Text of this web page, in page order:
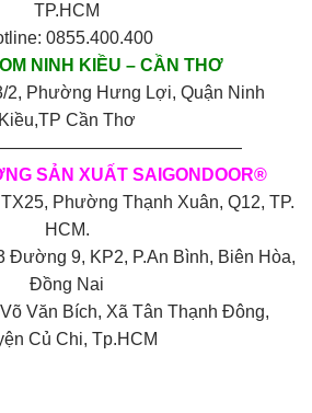
TP.HCM
0855.400.400
NINH KIỀU – CẦN THƠ
2, Phường Hưng Lợi, Quận Ninh
Kiều,TP Cần Thơ
SẢN XUẤT SAIGONDOOR®
Phường Thạnh Xuân, Q12, TP.
HCM.
Đường 9, KP2, P.An Bình, Biên Hòa,
Đồng Nai
Văn Bích, Xã Tân Thạnh Đông,
Củ Chi, Tp.HCM